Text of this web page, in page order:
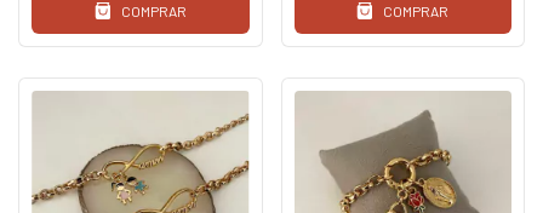
COMPRAR COMPRAR